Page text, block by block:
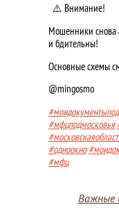
​​​​​​​ ⚠️ Внимание!
Мошенники снова
и бдительны!
Основные схемы
@mingosmo
#мфцподмосковья
#одноокно
#мфц
Важные